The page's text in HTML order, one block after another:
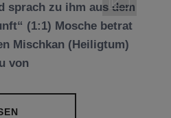
sprach zu ihm aus dem
(1:1) Mosche betrat
Mischkan (Heiligtum)
von